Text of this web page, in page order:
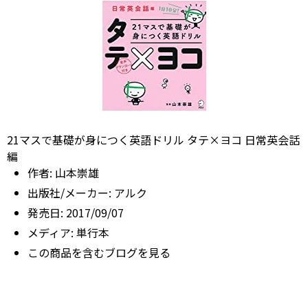
21マスで基礎が身につく英語ドリル タテ×ヨコ 日常英会話
編
作者: 山本崇雄
出版社/メーカー: アルク
発売日: 2017/09/07
メディア: 単行本
この商品を含むブログを見る